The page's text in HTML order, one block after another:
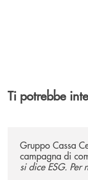
Ti potrebbe
Gruppo Cassa
campagna di
si dice ESG. Per